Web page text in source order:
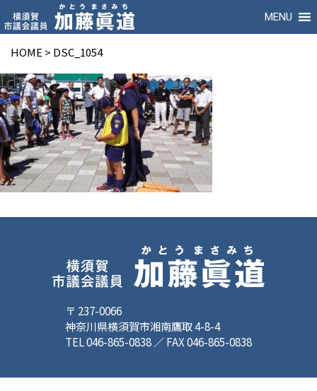
MENU
HOME > DSC_1054
〒 237-0066
神奈川県横須賀市湘南鷹取 4-8-4
TEL 046-865-0838 ／ FAX 046-865-0838